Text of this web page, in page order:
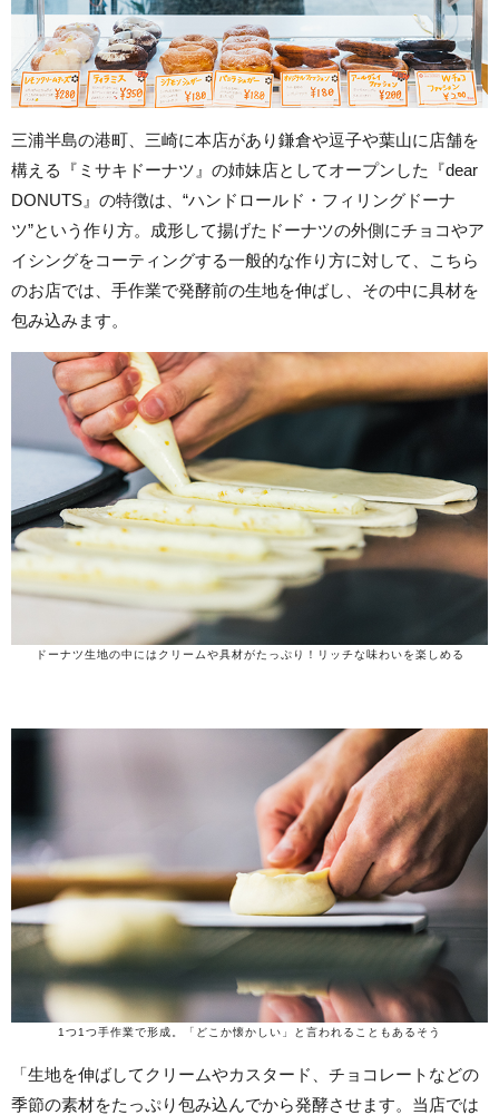
三浦半島の港町、三崎に本店があり鎌倉や逗子や葉山に店舗を
構える『ミサキドーナツ』の姉妹店としてオープンした『dear
DONUTS』の特徴は、“ハンドロールド・フィリングドーナ
ツ”という作り方。成形して揚げたドーナツの外側にチョコやア
イシングをコーティングする一般的な作り方に対して、こちら
のお店では、手作業で発酵前の生地を伸ばし、その中に具材を
包み込みます。
ドーナツ生地の中にはクリームや具材がたっぷり！リッチな味わいを楽しめる
1つ1つ手作業で形成。「どこか懐かしい」と言われることもあるそう
「生地を伸ばしてクリームやカスタード、チョコレートなどの
季節の素材をたっぷり包み込んでから発酵させます。当店では